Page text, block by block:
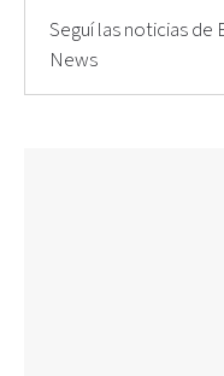
Seguí las noticias de
News